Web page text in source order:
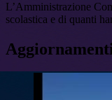
L’Amministrazione
scolastica e di quanti